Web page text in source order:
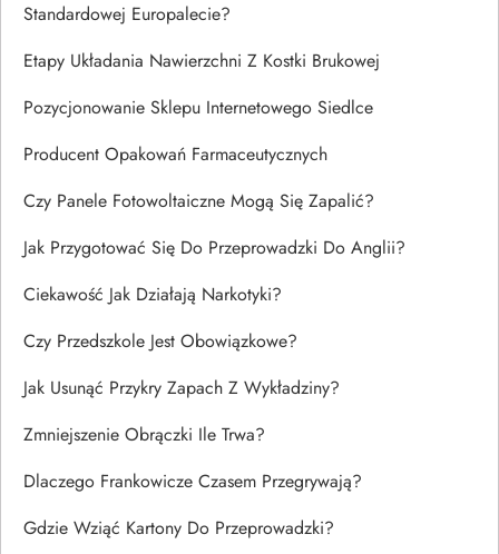
Standardowej Europalecie?
Etapy Układania Nawierzchni Z Kostki Brukowej
Pozycjonowanie Sklepu Internetowego Siedlce
Producent Opakowań Farmaceutycznych
Czy Panele Fotowoltaiczne Mogą Się Zapalić?
Jak Przygotować Się Do Przeprowadzki Do Anglii?
Ciekawość Jak Działają Narkotyki?
Czy Przedszkole Jest Obowiązkowe?
Jak Usunąć Przykry Zapach Z Wykładziny?
Zmniejszenie Obrączki Ile Trwa?
Dlaczego Frankowicze Czasem Przegrywają?
Gdzie Wziąć Kartony Do Przeprowadzki?